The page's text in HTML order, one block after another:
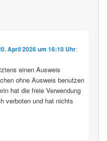
April 2026 um 16:10 Uhr:
einen Ausweis
ohne Ausweis benutzen
hat die freie Verwendung
verboten und hat nichts